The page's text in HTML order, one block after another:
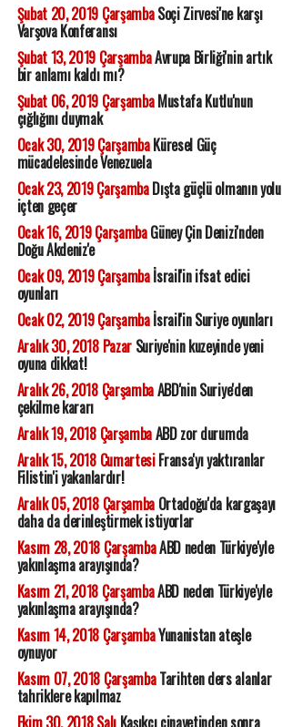
Şubat 20, 2019 ÇarşambaSoçi Zirvesi'ne karşı
Varşova Konferansı
Şubat 13, 2019 ÇarşambaAvrupa Birliği'nin artık
bir anlamı kaldı mı?
Şubat 06, 2019 ÇarşambaMustafa Kutlu'nun
çığlığını duymak
Ocak 30, 2019 ÇarşambaKüresel Güç
mücadelesinde Venezuela
Ocak 23, 2019 ÇarşambaDışta güçlü olmanın yolu
içten geçer
Ocak 16, 2019 ÇarşambaGüney Çin Denizi'nden
Doğu Akdeniz'e
Ocak 09, 2019 Çarşambaİsrail'in ifsat edici
oyunları
Ocak 02, 2019 Çarşambaİsrail'in Suriye oyunları
Aralık 30, 2018 PazarSuriye'nin kuzeyinde yeni
oyuna dikkat!
Aralık 26, 2018 ÇarşambaABD'nin Suriye'den
çekilme kararı
Aralık 19, 2018 ÇarşambaABD zor durumda
Aralık 15, 2018 CumartesiFransa'yı yaktıranlar
Filistin'i yakanlardır!
Aralık 05, 2018 ÇarşambaOrtadoğu'da kargaşayı
daha da derinleştirmek istiyorlar
Kasım 28, 2018 ÇarşambaABD neden Türkiye'yle
yakınlaşma arayışında?
Kasım 21, 2018 ÇarşambaABD neden Türkiye'yle
yakınlaşma arayışında?
Kasım 14, 2018 ÇarşambaYunanistan ateşle
oynuyor
Kasım 07, 2018 ÇarşambaTarihten ders alanlar
tahriklere kapılmaz
Ekim 30, 2018 SalıKaşıkçı cinayetinden sonra